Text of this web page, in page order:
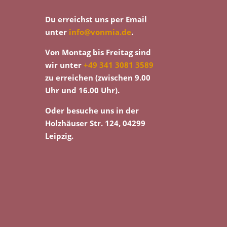
Du erreichst uns per Email
unter info@vonmia.de.
Von Montag bis Freitag sind
wir unter+49 341 3081 3589
zu erreichen (zwischen 9.00
Uhr und 16.00 Uhr).
Oder besuche uns in der
Holzhäuser Str. 124, 04299
Leipzig.